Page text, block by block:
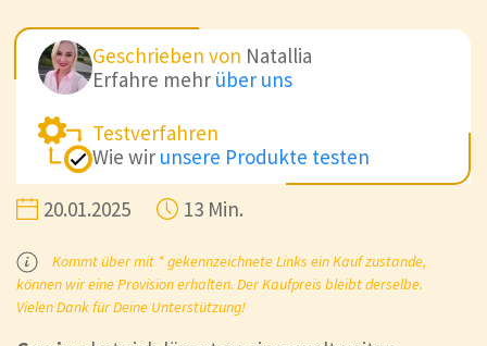
Geschrieben von Natallia
Erfahre mehr über uns
Testverfahren
Wie wir unsere Produkte testen
20.01.2025 13 Min.
Kommt über mit * gekennzeichnete Links ein Kauf zustande,
können wir eine Provision erhalten. Der Kaufpreis bleibt derselbe.
Vielen Dank für Deine Unterstützung!